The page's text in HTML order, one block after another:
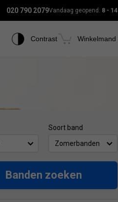
020 790 2079Vandaag geopend: 8 - 14
Contrast Winkelmand
Soort band
Zomerbanden
Banden zoeken